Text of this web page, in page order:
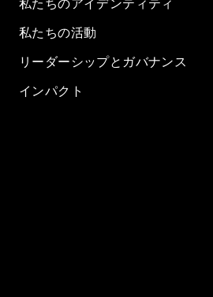
私たちのアイデンティティ
私たちの活動
リーダーシップとガバナンス
インパクト